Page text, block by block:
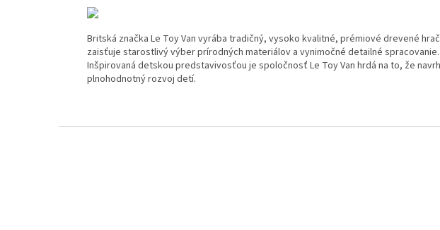
Britská značka Le Toy Van vyrába tradičný, vysoko kvalitné, prémiové drevené
zaisťuje starostlivý výber prírodných materiálov a vynimočné detailné spracovanie.
Inšpirovaná detskou predstavivosťou je spoločnosť Le Toy Van hrdá na to, že
plnohodnotný rozvoj detí.